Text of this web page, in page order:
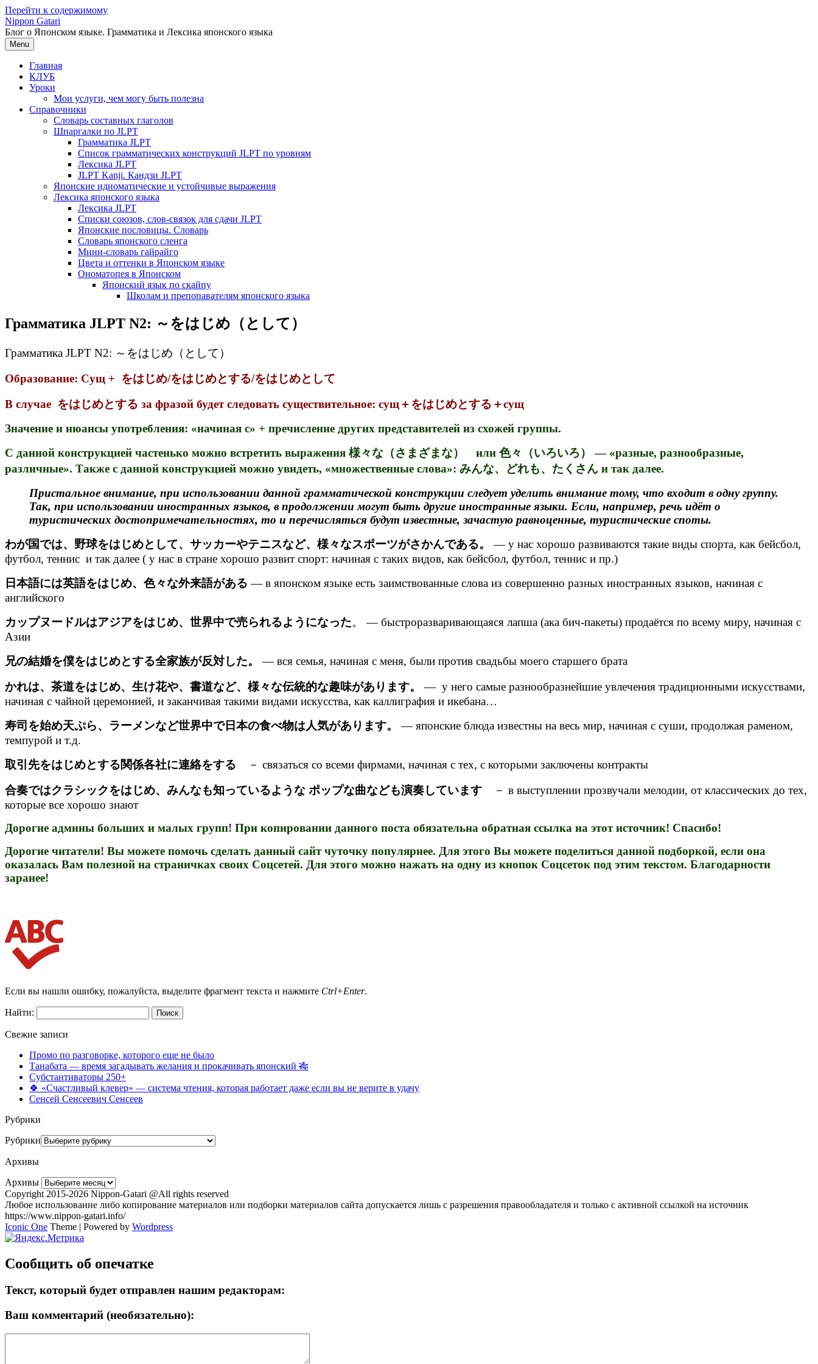
Перейти к содержимому
Nippon Gatari
Блог о Японском языке. Грамматика и Лексика японского языка
Menu
Главная
КЛУБ
Уроки
Мои услуги, чем могу быть полезна
Справочники
Словарь составных глаголов
Шпаргалки по JLPT
Грамматика JLPT
Список грамматических конструкций JLPT по уровням
Лексика JLPT
JLPT Kanji. Кандзи JLPT
Японские идиоматические и устойчивые выражения
Лексика японского языка
Лексика JLPT
Списки союзов, слов-связок для сдачи JLPT
Японские пословицы. Словарь
Словарь японского сленга
Мини-словарь гайрайго
Цвета и оттенки в Японском языке
Ономатопея в Японском
Японский язык по скайпу
Школам и препопавателям японского языка
Грамматика JLPT N2: ～をはじめ（として）
Грамматика JLPT N2: ～をはじめ（として）
Образование: Сущ + をはじめ/をはじめとする/をはじめとして
В случае をはじめとする за фразой будет следовать существительное: сущ＋をはじめとする＋сущ
Значение и нюансы употребления: «начиная с» + пречисление других представителей из схожей группы.
С данной конструкцией частенько можно встретить выражения 様々な（さまざまな） или 色々（いろいろ） — «разные, разнообразные,
различные». Также с данной конструкцией можно увидеть, «множественные слова»: みんな、どれも、たくさん и так далее.
Пристальное внимание, при использовании данной грамматической конструкции следует уделить внимание тому, что входит в одну группу.
Так, при использовании иностранных языков, в продолжении могут быть другие иностранные языки. Если, например, речь идёт о
туристических достопримечательностях, то и перечисляться будут известные, зачастую равноценные, туристические споты.
わが国では、野球をはじめとして、サッカーやテニスなど、様々なスポーツがさかんである。
— у нас хорошо развиваются такие виды спорта, как бейсбол,
футбол, теннис и так далее ( у нас в стране хорошо развит спорт: начиная с таких видов, как бейсбол, футбол, теннис и пр.)
日本語には英語をはじめ、色々な外来語がある — в японском языке есть заимствованные слова из совершенно разных иностранных языков, начиная с
английского
カップヌードルはアジアをはじめ、世界中で売られるようになった。 — быстроразваривающаяся лапша (ака бич-пакеты) продаётся по всему миру, начиная с
Азии
兄の結婚を僕をはじめとする全家族が反対した。
— вся семья, начиная с меня, были против свадьбы моего старшего брата
かれは、茶道をはじめ、生け花や、書道など、様々な伝統的な趣味があります。
— у него самые разнообразнейшие увлечения традиционными искусствами,
начиная с чайной церемонией, и заканчивая такими видами искусства, как каллиграфия и икебана…
寿司を始め天ぷら、ラーメンなど世界中で日本の食べ物は人気があります。
— японские блюда известны на весь мир, начиная с суши, продолжая раменом,
темпурой и т.д.
取引先をはじめとする関係各社に連絡をする
－ связаться со всеми фирмами, начиная с тех, с которыми заключены контракты
合奏ではクラシックをはじめ、みんなも知っているような ポップな曲なども演奏しています － в выступлении прозвучали мелодии, от классических до тех,
которые все хорошо знают
Дорогие админы больших и малых групп! При копировании данного поста обязательна обратная ссылка на этот источник! Спасибо!
Дорогие читатели! Вы можете помочь сделать данный сайт чуточку популярнее. Для этого Вы можете поделиться данной подборкой, если она
оказалась Вам полезной на страничках своих Соцсетей. Для этого можно нажать на одну из кнопок Соцсеток под этим текстом. Благодарности
заранее!
Если вы нашли ошибку, пожалуйста, выделите фрагмент текста и нажмите Ctrl+Enter.
Найти:
Свежие записи
Промо по разговорке, которого еще не было
Танабата — время загадывать желания и прокачивать японский 🎋
Субстантиваторы 250+
🍀 «Счастливый клевер» — система чтения, которая работает даже если вы не верите в удачу
Сенсей Сенсеевич Сенсеев
Рубрики
Рубрики
Архивы
Архивы
Copyright 2015-2026 Nippon-Gatari @All rights reserved
Любое использование либо копирование материалов или подборки материалов сайта допускается лишь с разрешения правообладателя и только с активной ссылкой на источник
https://www.nippon-gatari.info/
Iconic One Theme | Powered by Wordpress
Сообщить об опечатке
Текст, который будет отправлен нашим редакторам:
Ваш комментарий (необязательно):